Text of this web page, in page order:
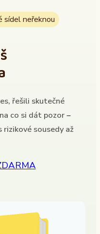
neřeknou
řešili skutečné
co si dát pozor –
sousedy až